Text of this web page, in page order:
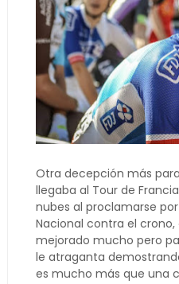
Otra decepción más
llegaba al Tour de
nubes al proclamarse
Nacional contra el
mejorado mucho pero
le atraganta
es mucho más que una